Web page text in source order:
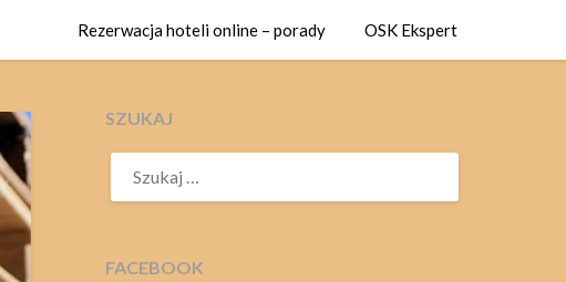
Rezerwacja hoteli online – porady OSK Ekspert
SZUKAJ
SZUKAJ:
FACEBOOK